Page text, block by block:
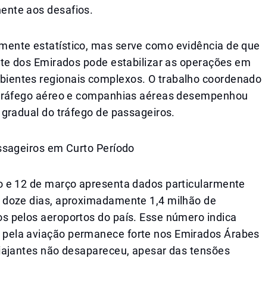
aos desafios.
estatístico, mas serve como evidência de que
dos Emirados pode estabilizar as operações em
regionais complexos. O trabalho coordenado
aéreo e companhias aéreas desempenhou
do tráfego de passageiros.
em Curto Período
e 12 de março apresenta dados particularmente
dias, aproximadamente 1,4 milhão de
pelos aeroportos do país. Esse número indica
aviação permanece forte nos Emirados Árabes
não desapareceu, apesar das tensões